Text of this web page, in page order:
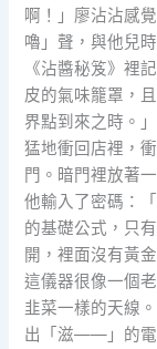
啊！」廖沾沾感
嚕」聲，與他兒
《沾醬秘笈》裡
皮的氣味籠罩，
界點到來之時。
猛地衝回店裡，
門。暗門裡放著
他輸入了密碼：
的基礎公式，只
開，裡面沒有黃
這儀器很像一個
韭菜一樣的天線
出「滋——」的電